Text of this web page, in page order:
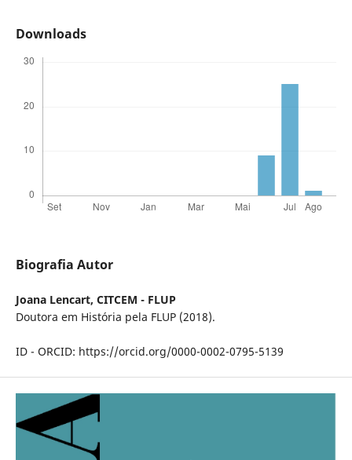
Downloads
Biografia Autor
Joana Lencart, CITCEM - FLUP
Doutora em História pela FLUP (2018).
ID - ORCID: https://orcid.org/0000-0002-0795-5139